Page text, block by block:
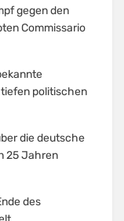
gegen den
Commissario
politischen
die deutsche
25 Jahren
des